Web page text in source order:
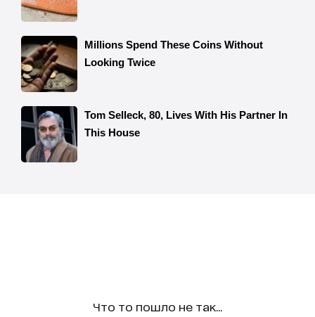
Что то пошло не так...